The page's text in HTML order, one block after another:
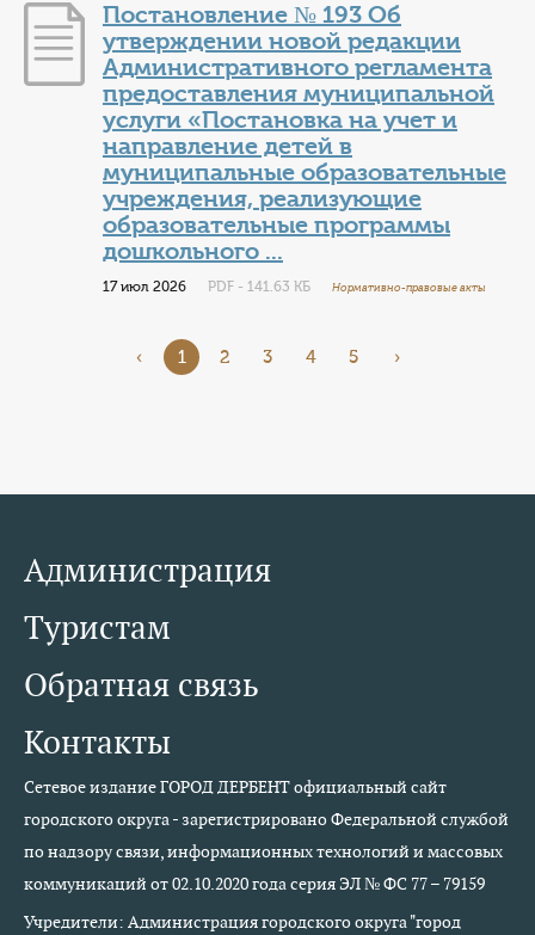
Постановление № 193 Об
утверждении новой редакции
Административного регламента
предоставления муниципальной
услуги «Постановка на учет и
направление детей в
муниципальные образовательные
учреждения, реализующие
образовательные программы
дошкольного ...
17 июл 2026 PDF - 141.63 КБ Нормативно-правовые акты
‹ 1 2 3 4 5 ›
Администрация
Туристам
Обратная связь
Контакты
Сетевое издание ГОРОД ДЕРБЕНТ официальный сайт
городского округа - зарегистрировано Федеральной службой
по надзору связи, информационных технологий и массовых
коммуникаций от 02.10.2020 года серия ЭЛ № ФС 77 – 79159
Учредители: Администрация городского округа "город